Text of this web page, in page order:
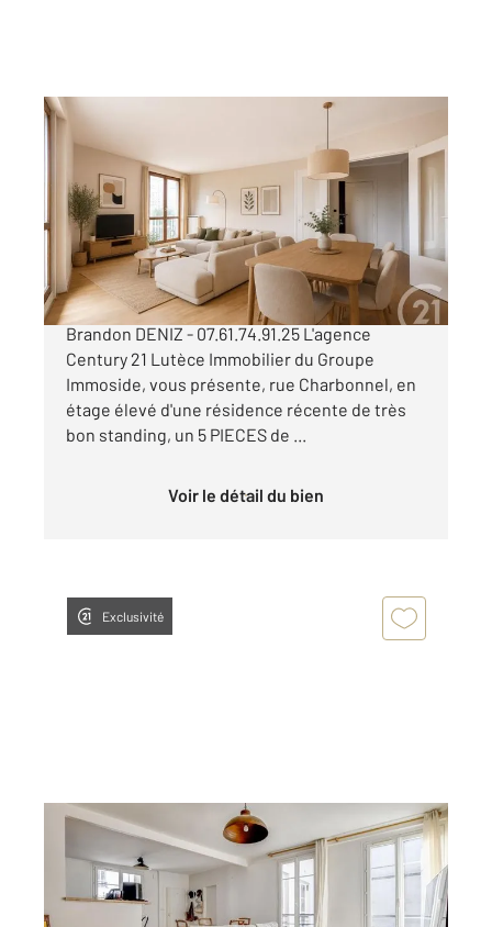
PARIS 75013
107 m , 5 pièces
Ref : 6629
Appartement F5 à vendre
830 000 €
PARIS 13e - Quartier Montsouris Contact:
Brandon DENIZ - 07.61.74.91.25 L'agence
Century 21 Lutèce Immobilier du Groupe
Immoside, vous présente, rue Charbonnel, en
étage élevé d'une résidence récente de très
bon standing, un 5 PIECES de ...
Voir le détail du bien
Exclusivité
PARIS 75012
46 m , 2 pièces
Ref : 6530
Appartement F2 à vendre